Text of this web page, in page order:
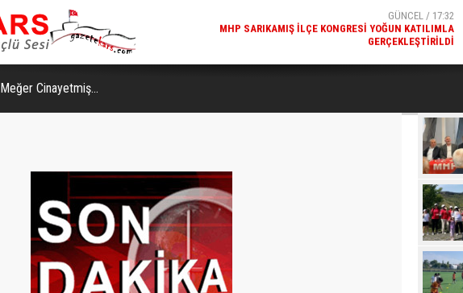
GÜNCEL / 17:08
REKREATIF GEZI TURU, SPORSEVERLERI BIR ARAYA GETIRDI
Meğer Cinayetmiş…